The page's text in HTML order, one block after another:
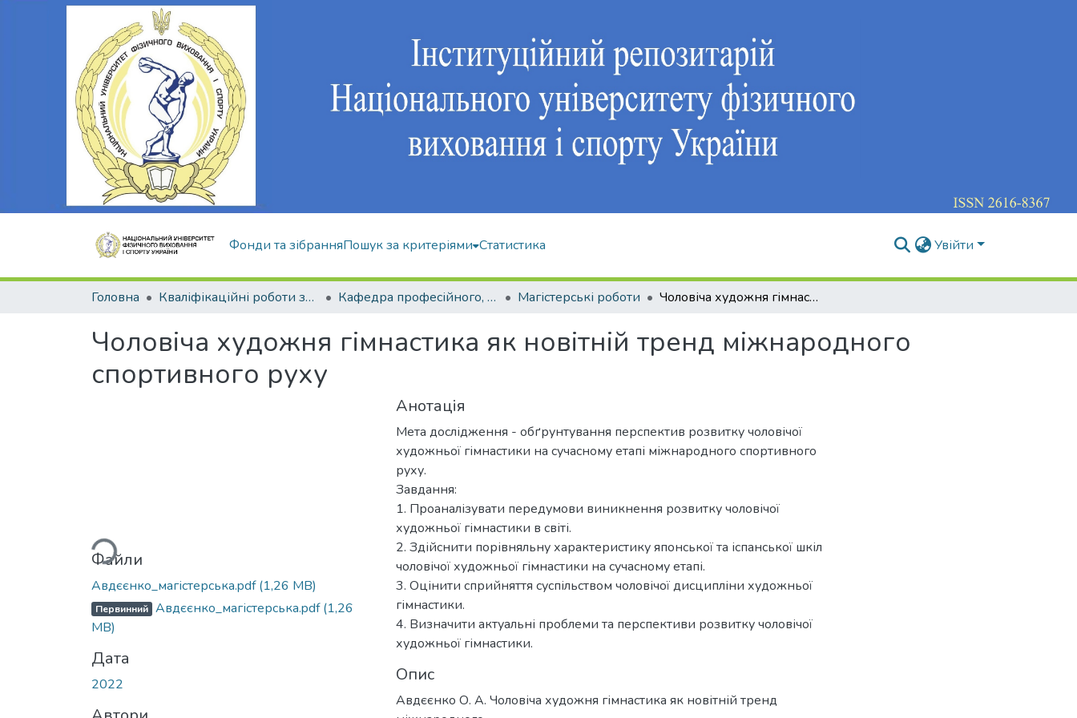
Фонди та зібранняПошук за критеріями Статистика Увійти
Головна Кваліфікаційні роботи здобувачів вищої освіти Кафедра професійного, неолімпійського та адаптивного спорту Магістерські роботи Чоловіча художня гімнастика як новітній тренд міжнародного спортивного руху
Чоловіча художня гімнастика як новітній тренд міжнародного
спортивного руху
Вантажиться...
Файли
Авдєєнко_магістерська.pdf(1,26 MB)
Первинний Авдєєнко_магістерська.pdf(1,26
MB)
Дата
2022
Анотація
Мета дослідження - обґрунтування перспектив розвитку чоловічої
художньої гімнастики на сучасному етапі міжнародного спортивного
руху.
Завдання:
1. Проаналізувати передумови виникнення розвитку чоловічої
художньої гімнастики в світі.
2. Здійснити порівняльну характеристику японської та іспанської шкіл
чоловічої художньої гімнастики на сучасному етапі.
3. Оцінити сприйняття суспільством чоловічої дисципліни художньої
гімнастики.
4. Визначити актуальні проблеми та перспективи розвитку чоловічої
художньої гімнастики.
Опис
Авдєєнко О. А. Чоловіча художня гімнастика як новітній тренд